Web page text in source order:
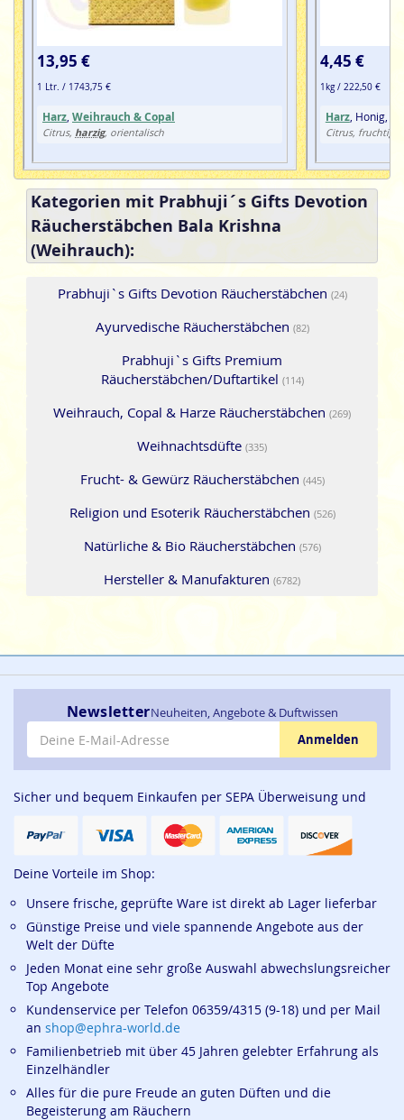
sind aus 100% natürlichen Zutaten und in Handarbeit
hergestellte Premiumprodukte, ohne tierische, toxische
oder petrochemische Zusätze.
13,95 €
1 Ltr. / 1743,75 €
Harz Weihrauch & Copal
Citrus, harzig, orientalisch
4,45 €
1kg / 222,50 €
Harz, Honig,
Citrus, fruchtig,
Kategorien mit Prabhuji´s Gifts Devotion
Räucherstäbchen Bala Krishna
(Weihrauch):
Prabhuji`s Gifts Devotion Räucherstäbchen (24)
Ayurvedische Räucherstäbchen (82)
Prabhuji`s Gifts Premium
Räucherstäbchen/Duftartikel (114)
Weihrauch, Copal & Harze Räucherstäbchen (269)
Weihnachtsdüfte (335)
Frucht- & Gewürz Räucherstäbchen (445)
Religion und Esoterik Räucherstäbchen (526)
Natürliche & Bio Räucherstäbchen (576)
Hersteller & Manufakturen (6782)
NewsletterNeuheiten, Angebote & Duftwissen
E-Mail-Adresse
Anmelden
Sicher und bequem Einkaufen per SEPA Überweisung und
Deine Vorteile im Shop:
Unsere frische, geprüfte Ware ist direkt ab Lager lieferbar
Günstige Preise und viele spannende Angebote aus der
Welt der Düfte
Jeden Monat eine sehr große Auswahl abwechslungsreicher
Top Angebote
Kundenservice per Telefon 06359/4315 (9-18) und per Mail
an shop@ephra-world.de
Familienbetrieb mit über 45 Jahren gelebter Erfahrung als
Einzelhändler
Alles für die pure Freude an guten Düften und die
Begeisterung am Räuchern